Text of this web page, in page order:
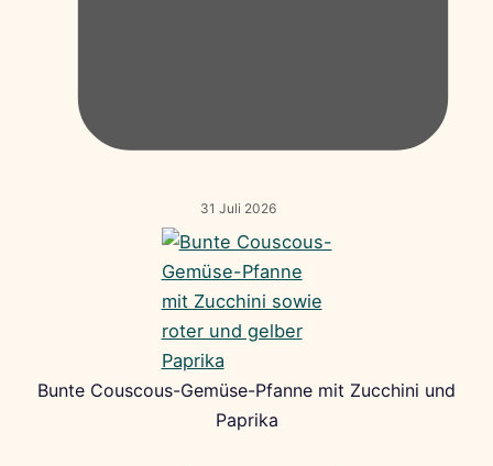
31 Juli 2026
Bunte Couscous-Gemüse-Pfanne mit Zucchini und
Paprika